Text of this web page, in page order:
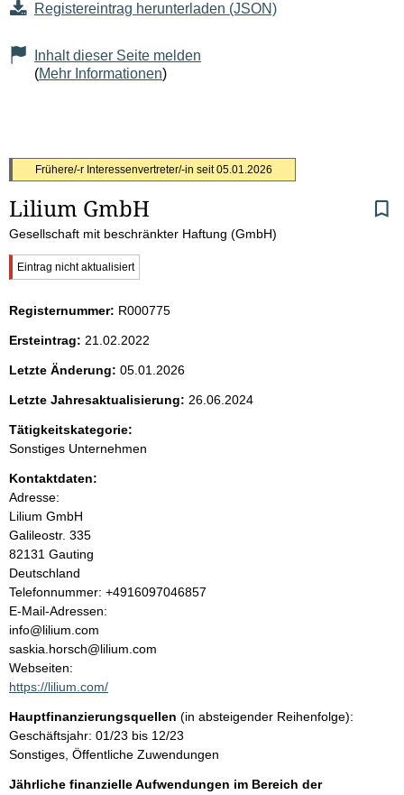
Registereintrag herunterladen (JSON)
Inhalt dieser Seite melden
(Mehr Informationen)
S
e
i
t
e
n
i
n
h
a
l
t
Frühere/-r Interessenvertreter/-in seit 05.01.2026
Lilium GmbH
Gesellschaft mit beschränkter Haftung (GmbH)
W
i
h
i
r
i
n
e
i
s
Eintrag nicht aktualisiert
Registernummer: R000775
Ersteintrag: 21.02.2022
Letzte Änderung: 05.01.2026
Letzte Jahresaktualisierung: 26.06.2024
Tätigkeitskategorie:
Sonstiges Unternehmen
Kontaktdaten:
Adresse:
Lilium GmbH
Galileostr. 335
82131 Gauting
Deutschland
K
o
n
t
a
k
i
n
f
o
Telefonnummer: +4916097046857
E-Mail-Adressen:
info@lilium.com
saskia.horsch@lilium.com
Webseiten:
https://lilium.com/
Hauptfinanzierungsquellen (in absteigender Reihenfolge):
Geschäftsjahr: 01/23 bis 12/23
Sonstiges, Öffentliche Zuwendungen
Jährliche finanzielle Aufwendungen im Bereich der